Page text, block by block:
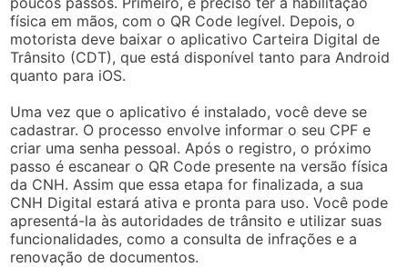
física em mãos, com o QR Code legível. Depois, o
motorista deve baixar o aplicativo Carteira Digital de
Trânsito (CDT), que está disponível tanto para Android
quanto para iOS.
Uma vez que o aplicativo é instalado, você deve se
cadastrar. O processo envolve informar o seu CPF e
criar uma senha pessoal. Após o registro, o próximo
passo é escanear o QR Code presente na versão física
da CNH. Assim que essa etapa for finalizada, a sua
CNH Digital estará ativa e pronta para uso. Você pode
apresentá-la às autoridades de trânsito e utilizar suas
funcionalidades, como a consulta de infrações e a
renovação de documentos.